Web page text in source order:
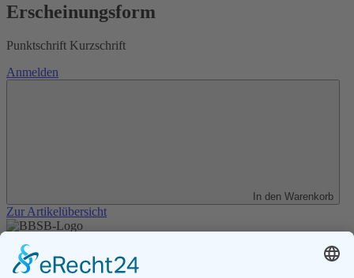
Erscheinungsform
Punktschrift Kurzschrift
Anmelden
In den Warenkorb
Zur Artikelübersicht
Unser Angebot
Shop